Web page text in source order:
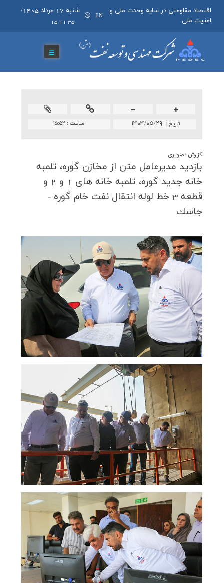
اقتصاد مقاومتی در سایه وحدت ملی و
امنیت ملی
EN
شنبه 17 مرداد 1405 /
15:11:37
ساعت : ۱۵:۵۲ تاريخ : ۱۴۰۴/۰۵/۲۹
گزارش تصویری
بازدید مدیرعامل متن از مخازن گوره، تلمبه
خانه جدید گوره، تلمبه خانه های 1 و 2 و
قطعه 3 خط لوله انتقال نفت خام گوره -
جاسك